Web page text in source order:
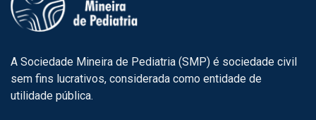
A Sociedade Mineira de Pediatria (SMP) é sociedade civil
sem fins lucrativos, considerada como entidade de
utilidade pública.